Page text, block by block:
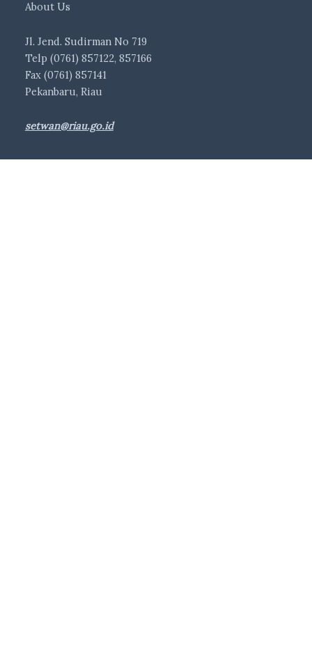
About Us
Jl. Jend. Sudirman No 719
Telp (0761) 857122, 857166
Fax (0761) 857141
Pekanbaru, Riau
setwan@riau.go.id